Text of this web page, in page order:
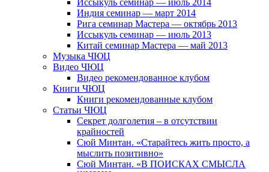
Иссыкуль семинар — июль 2014
Индия семинар — март 2014
Рига семинар Мастера — октябрь 2013
Иссыкуль семинар — июль 2013
Китай семинар Мастера — май 2013
Музыка ЧЮЦ
Видео ЧЮЦ
Видео рекомендованное клубом
Книги ЧЮЦ
Книги рекомендованные клубом
Статьи ЧЮЦ
Секрет долголетия – в отсутствии
крайностей
Сюй Минтан. «Старайтесь жить просто, а
мыслить позитивно»
Сюй Минтан. «В ПОИСКАХ СМЫСЛА